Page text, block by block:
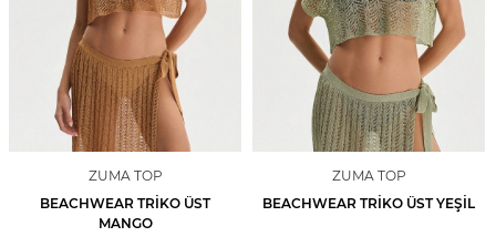
ZUMA TOP
BEACHWEAR TRIKO ÜST
MANGO
ZUMA TOP
BEACHWEAR TRIKO ÜST YEŞIL